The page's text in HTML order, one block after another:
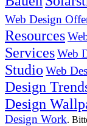
Web Design
Resources
ServicesWeb
Studio Web
Design
Design
Design Work.